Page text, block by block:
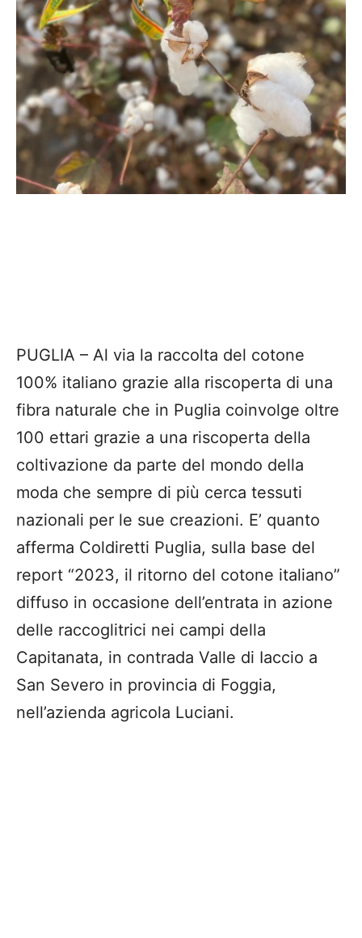
PUGLIA – Al via la raccolta del cotone
100% italiano grazie alla riscoperta di una
fibra naturale che in Puglia coinvolge oltre
100 ettari grazie a una riscoperta della
coltivazione da parte del mondo della
moda che sempre di più cerca tessuti
nazionali per le sue creazioni. E’ quanto
afferma Coldiretti Puglia, sulla base del
report “2023, il ritorno del cotone italiano”
diffuso in occasione dell’entrata in azione
delle raccoglitrici nei campi della
Capitanata, in contrada Valle di Iaccio a
San Severo in provincia di Foggia,
nell’azienda agricola Luciani.